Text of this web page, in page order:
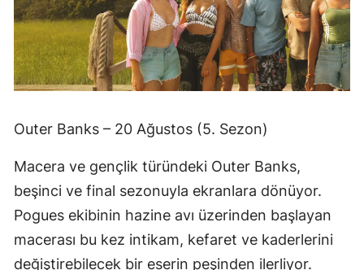
Outer Banks – 20 Ağustos (5. Sezon)
Macera ve gençlik türündeki Outer Banks,
beşinci ve final sezonuyla ekranlara dönüyor.
Pogues ekibinin hazine avı üzerinden başlayan
macerası bu kez intikam, kefaret ve kaderlerini
değiştirebilecek bir eserin peşinden ilerliyor.